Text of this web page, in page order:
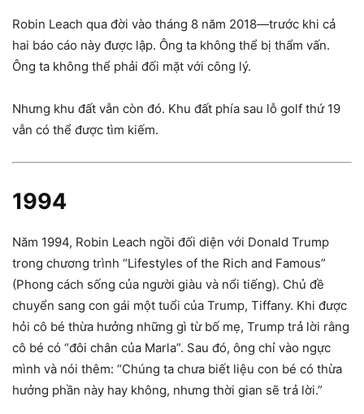
Robin Leach qua đời vào tháng 8 năm 2018—trước khi cả
hai báo cáo này được lập. Ông ta không thể bị thẩm vấn.
Ông ta không thể phải đối mặt với công lý.
Nhưng khu đất vẫn còn đó. Khu đất phía sau lỗ golf thứ 19
vẫn có thể được tìm kiếm.
1994
Năm 1994, Robin Leach ngồi đối diện với Donald Trump
trong chương trình “Lifestyles of the Rich and Famous”
(Phong cách sống của người giàu và nổi tiếng). Chủ đề
chuyển sang con gái một tuổi của Trump, Tiffany. Khi được
hỏi cô bé thừa hưởng những gì từ bố mẹ, Trump trả lời rằng
cô bé có “đôi chân của Marla”. Sau đó, ông chỉ vào ngực
mình và nói thêm: “Chúng ta chưa biết liệu con bé có thừa
hưởng phần này hay không, nhưng thời gian sẽ trả lời.”